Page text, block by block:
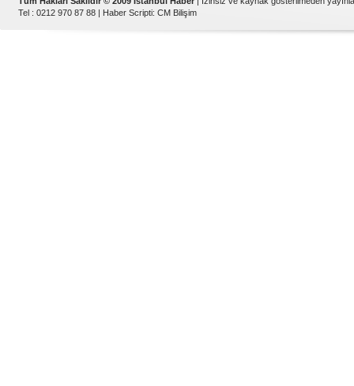
Tel : 0212 970 87 88 | Haber Scripti: CM Bilişim